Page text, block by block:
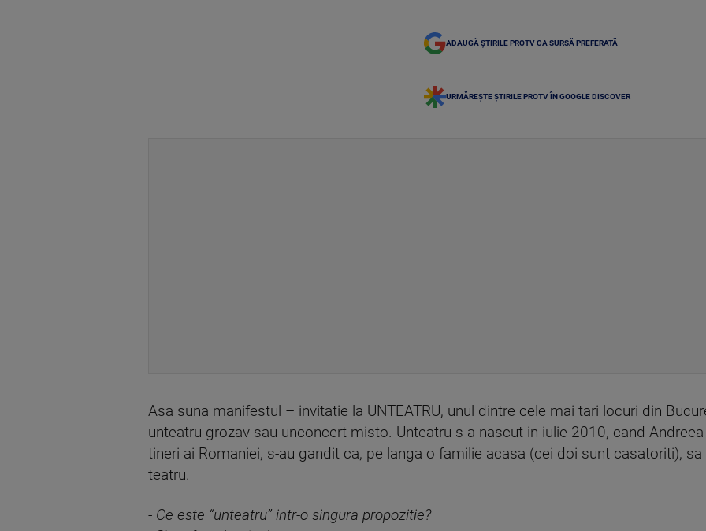
ADAUGĂ ȘTIRILE PROTV CA SURSĂ PREFERATĂ
URMĂREȘTE ȘTIRILE PROTV ÎN GOOGLE DISCOVER
Asa suna manifestul – invitatie la UNTEATRU, unul dintre cele mai tari locuri din
unteatru grozav sau unconcert misto. Unteatru s-a nascut in iulie 2010, cand
tineri ai Romaniei, s-au gandit ca, pe langa o familie acasa (cei doi sunt casatoriti),
teatru.
- Ce este “unteatru” intr-o singura propozitie?